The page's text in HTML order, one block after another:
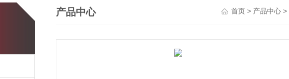
产品中心 首页 > 产品中心 >